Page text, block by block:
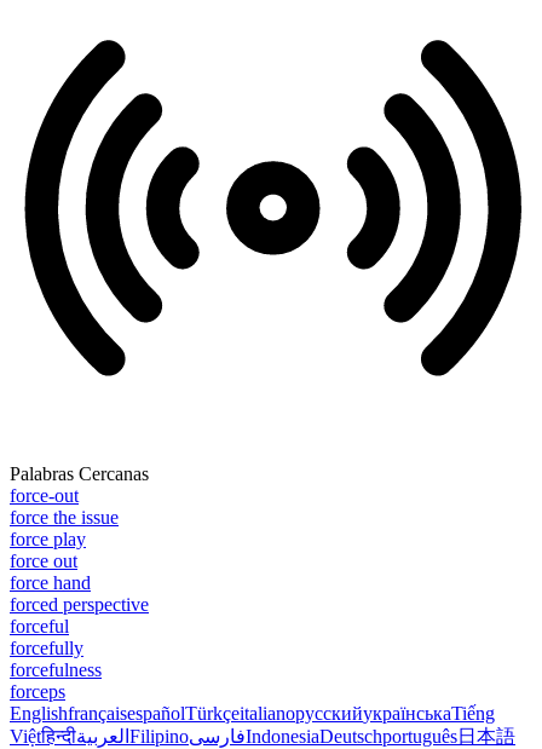
Palabras Cercanas
force-out
force the issue
force play
force out
force hand
forced perspective
forceful
forcefully
forcefulness
forceps
EnglishfrançaisespañolTürkçeitalianoрусскийукраїнськаTiếng
Việtहिन्दीالعربية FilipinoفارسیIndonesiaDeutschportuguês日本語